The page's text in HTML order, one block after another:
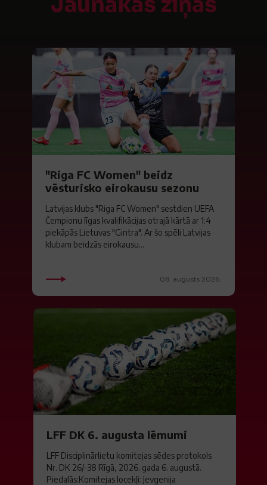
"Riga FC Women" beidz
vēsturisko eirokausu sezonu
Latvijas klubs "Riga FC Women" sestdien UEFA
Čempionu līgas kvalifikācijas otrajā kārtā ar 1:4
piekāpās Lietuvas "Gintra". Ar šo spēli Latvijas
klubam beidzās eirokausu...
08. augusts 2026.
LFF DK 6. augusta lēmumi
LFF Disciplinārlietu komitejas sēdes protokols
Nr. DK 26/-38 Rīgā, 2026. gada 6. augustā.
Piedalās:Komitejas locekļi: Jevgenija